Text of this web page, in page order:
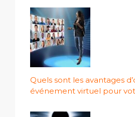
Quels sont les avantages
événement virtuel pour